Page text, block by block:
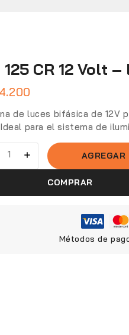
125 CR 12 Volt –
de luces bifásica de 12V
para el sistema de
AGREGAR
COMPRAR
Métodos de